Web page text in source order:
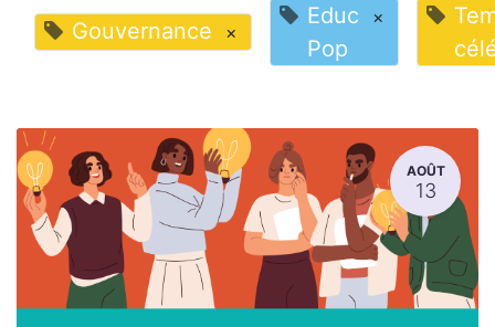
Gouvernance ×
Educ
Pop
×
AOÛT
13